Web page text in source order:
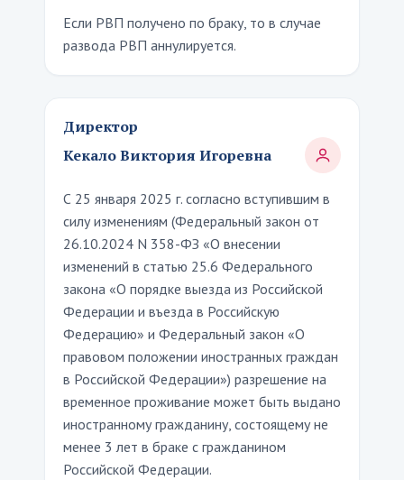
Если РВП получено по браку, то в случае
развода РВП аннулируется.
Директор
Кекало Виктория Игоревна
С 25 января 2025 г. согласно вступившим в
силу изменениям (Федеральный закон от
26.10.2024 N 358-ФЗ «О внесении
изменений в статью 25.6 Федерального
закона «О порядке выезда из Российской
Федерации и въезда в Российскую
Федерацию» и Федеральный закон «О
правовом положении иностранных граждан
в Российской Федерации») разрешение на
временное проживание может быть выдано
иностранному гражданину, состоящему не
менее 3 лет в браке с гражданином
Российской Федерации.